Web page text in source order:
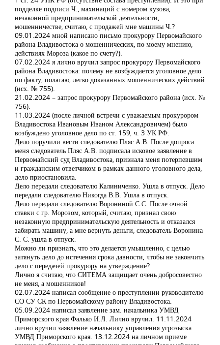
подделке подписи Ч., махинаций с номером кузова,
незаконной предпринимательской деятельности,
мошенничестве, считаю, с продажей мне машины Ч.?
09.01.2024 мной написано письмо прокурору Первомайского
района Владивостока о мошеннических, по моему мнению,
действиях Мороза (какое по счету?).
07.02.2024 я лично вручил запрос прокурору Первомайского
района Владивостока: почему не возбуждается уголовное дело
по факту, полагаю, легко доказанных мошеннических действий
(исх. № 755).
21.02.2024 – запрос прокурору Первомайского района (исх. №
756).
11.03.2024 (после личной встречи с уважаемым прокурором
Владивостока Ивановым Иваном Александровичем) было
возбуждено уголовное дело по ст. 159, ч. 3 УК РФ.
Дело поручили вести следователю Пляс А.В. После допроса
меня следователь Пляс А.В. подписала исковое заявление в
Первомайский суд Владивостока, признала меня потерпевшим
и гражданским ответчиком в рамках данного уголовного дела,
дело приостановила.
Дело передали следователю Калиниченко. Ушла в отпуск. Дело
передали следователю Никогда В.В. Ушла в отпуск.
Дело передали следователю Ворониной С.С. После очной
ставки с гр. Морозом, который, считаю, признал свою
незаконную предпринимательскую деятельность и отказался
забирать машину, а мне вернуть деньги, следователь Воронина
С. С. ушла в отпуск.
Можно ли признать, что это делается умышленно, с целью
затянуть дело до истечения срока давности, чтобы не закончить
дело с передачей прокурору на утверждение?
Лично я считаю, что СИТЕМА защищает очень добросовестно
не меня, а мошенников!
02.07.2024 написал сообщение о преступлении руководителю
СО СУ СК по Первомайскому району Владивостока.
05.09.2024 написал заявление зам. начальника УМВД
Приморского края Фалько И.Л. Лично вручил. 11.11.2024
лично вручил заявление начальнику управления угрозыска
УМВД Приморского края. 13.12.2024 на личном приеме